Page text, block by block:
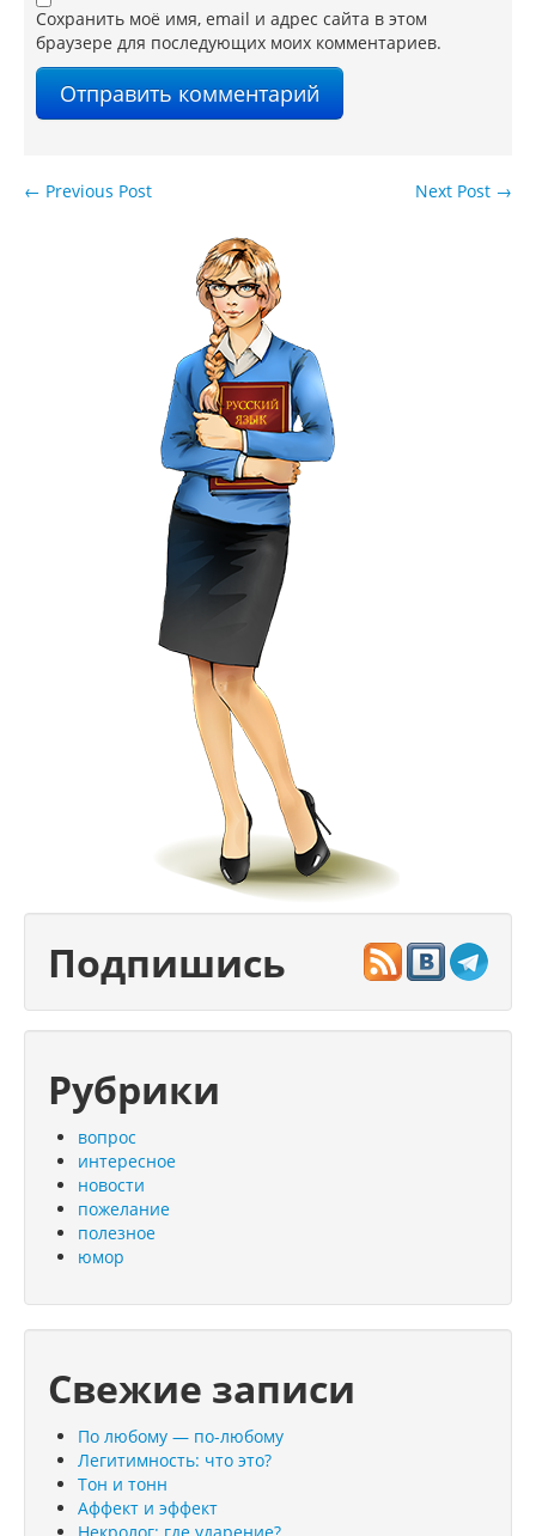
Сохранить моё имя, email и адрес сайта в этом
браузере для последующих моих комментариев.
Next Post →
← Previous Post
Подпишись
Рубрики
вопрос
интересное
новости
пожелание
полезное
юмор
Свежие записи
По любому — по-любому
Легитимность: что это?
Тон и тонн
Аффект и эффект